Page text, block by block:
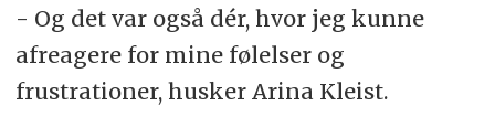
- Og det var også dér, hvor jeg kunne
afreagere for mine følelser og
frustrationer, husker Arina Kleist.